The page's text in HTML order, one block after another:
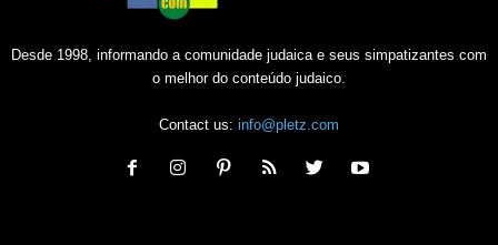
Desde 1998, informando a comunidade judaica e seus simpatizantes com
o melhor do conteúdo judaico.
Contact us: info@pletz.com